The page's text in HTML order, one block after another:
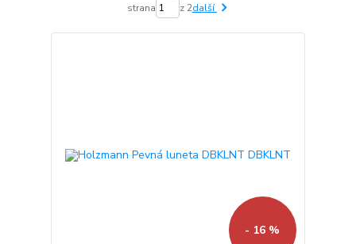
strana z 2další
- 16 %